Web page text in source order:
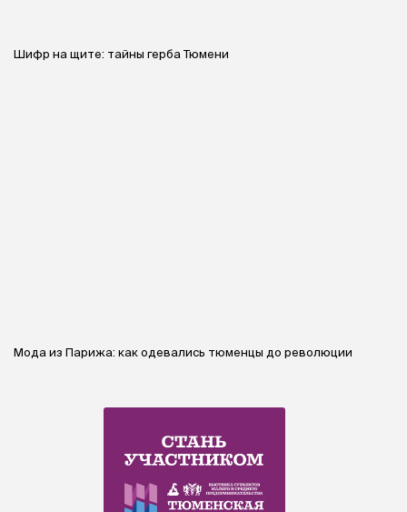
Шифр на щите: тайны герба Тюмени
Мода из Парижа: как одевались тюменцы до революции